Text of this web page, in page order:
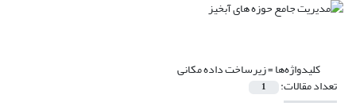
کلیدواژه‌ها =زیرساخت داده مکانی
تعداد مقالات: 1